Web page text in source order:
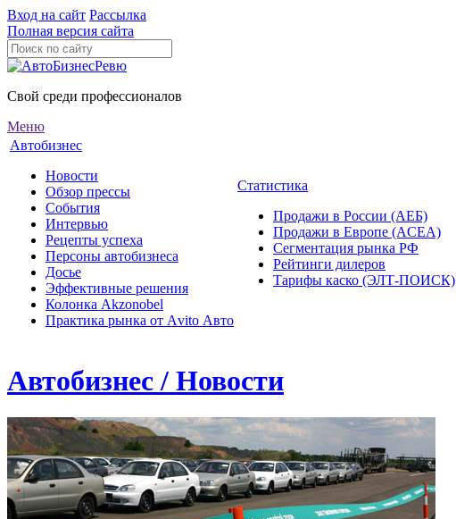
Вход на сайт Рассылка
Полная версия сайта
Свой среди профессионалов
Меню
Автобизнес
Новости
Обзор прессы
События
Интервью
Рецепты успеха
Персоны автобизнеса
Досье
Эффективные решения
Колонка Akzonobel
Практика рынка от Аvito Авто
Статистика
Продажи в России (АЕБ)
Продажи в Европе (ACEA)
Сегментация рынка РФ
Рейтинги дилеров
Тарифы каско (ЭЛТ-ПОИСК)
Автобизнес / Новости